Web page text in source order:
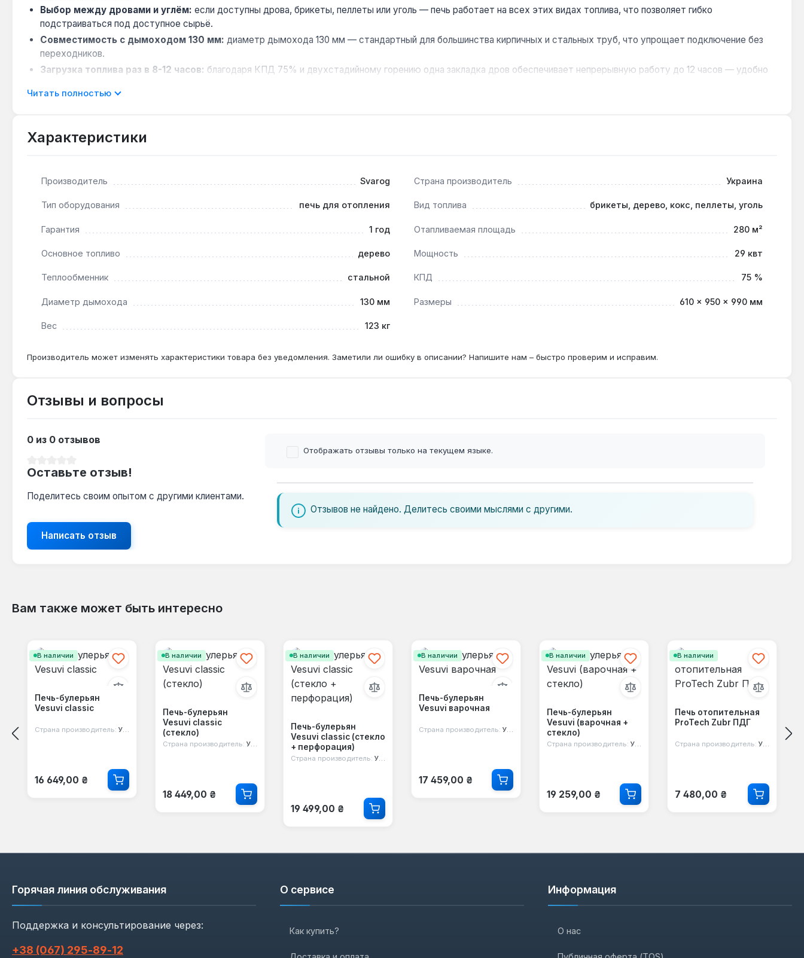
Выбор между дровами и углём: если доступны дрова, брикеты, пеллеты или уголь — печь работает на всех этих видах топлива, что позволяет гибко
подстраиваться под доступное сырьё.
Совместимость с дымоходом 130 мм: диаметр дымохода 130 мм — стандартный для большинства кирпичных и стальных труб, что упрощает подключение без
переходников.
Загрузка топлива раз в 8-12 часов: благодаря КПД 75% и двухстадийному горению одна закладка дров обеспечивает непрерывную работу до 12 часов — удобно
Для регионов с холодными зимами:
Печь Svarog 29 кВт подходит для отопления жилых домов, дач, производственных цехов, складов, мастерских и теплиц площадью до 280 м². Для безопасной работы
Подходит ли для отопления дома 200 м²?
Да — мощность 29 кВт и площадь обогрева 280 м² с запасом покрывают дом 200 м², даже при высоте потолков до 3 м.
Читать полностью
Характеристики
Производитель Svarog Страна производитель Украина
Тип оборудования печь для отопления Вид топлива брикеты, дерево, кокс, пеллеты, уголь
Гарантия 1 год Отапливаемая площадь 280 м²
Основное топливо дерево Мощность 29 квт
Теплообменник стальной КПД 75 %
Диаметр дымохода 130 мм Размеры 610 × 950 × 990 мм
Вес 123 кг
Производитель может изменять характеристики товара без уведомления. Заметили ли ошибку в описании? Напишите нам – быстро проверим и исправим.
Отзывы и вопросы
0 из 0 отзывов
Оставьте отзыв!
Поделитесь своим опытом с другими клиентами.
Написать отзыв
Отображать отзывы только на текущем языке.
Отзывов не найдено. Делитесь своими мыслями с другими.
Вам также может быть интересно
В наличии
Печь-булерьян
Vesuvi classic
Страна производитель: Украина
Обычная цена:
16 649,00 ₴
В наличии
Печь-булерьян
Vesuvi classic
(стекло)
Страна производитель: Украина
Обычная цена:
18 449,00 ₴
В наличии
Печь-булерьян
Vesuvi classic (стекло
+ перфорация)
Страна производитель: Украина
Обычная цена:
19 499,00 ₴
В наличии
Печь-булерьян
Vesuvi варочная
Страна производитель: Украина
Обычная цена:
17 459,00 ₴
В наличии
Печь-булерьян
Vesuvi (варочная +
стекло)
Страна производитель: Украина
Обычная цена:
19 259,00 ₴
В наличии
Печь отопительная
ProTech Zubr ПДГ
Страна производитель: Украина
Обычная цена:
7 480,00 ₴
Горячая линия обслуживания
Поддержка и консультирование через:
+38 (067) 295‑89‑12
О сервисе
Как купить?
Информация
О нас